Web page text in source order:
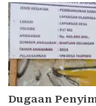
Dugaan